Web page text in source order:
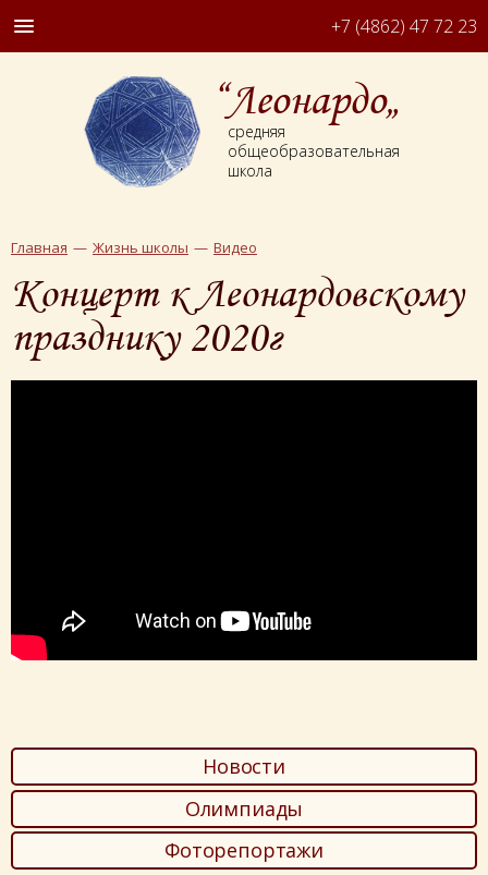
“Леонардо„
средняя
общеобразовательная
школа
+7 (4862) 47 72 23
Главная Жизнь школы Видео
Концерт к Леонардовскому
празднику 2020г
Новости
Олимпиады
Фоторепортажи